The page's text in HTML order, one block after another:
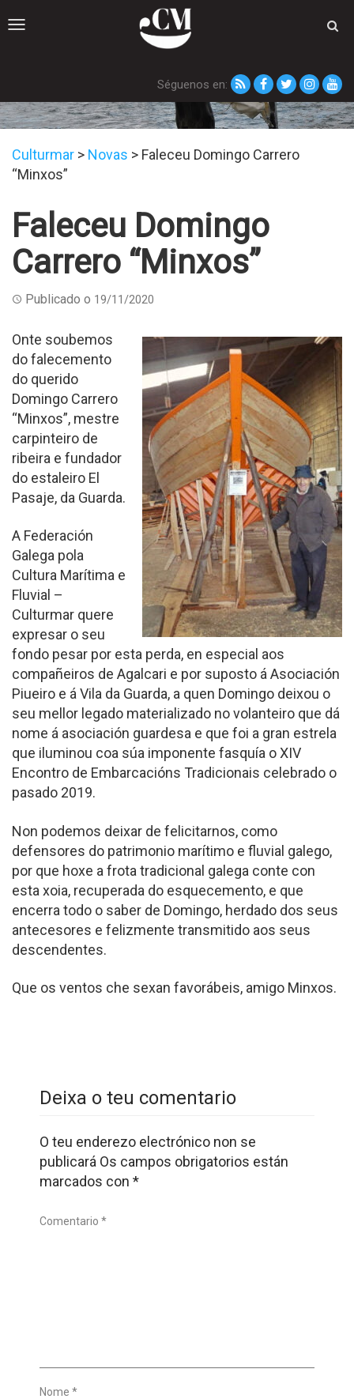
Toggle
Séguenos en:
Novas
Culturmar > Novas > Faleceu Domingo Carrero
“Minxos”
Faleceu Domingo
Carrero “Minxos”
Publicado o 19/11/2020
Onte soubemos
do falecemento
do querido
Domingo Carrero
“Minxos”, mestre
carpinteiro de
ribeira e fundador
do estaleiro El
Pasaje, da Guarda.
A Federación
Galega pola
Cultura Marítima e
Fluvial –
Culturmar quere
expresar o seu
fondo pesar por esta perda, en especial aos
compañeiros de Agalcari e por suposto á Asociación
Piueiro e á Vila da Guarda, a quen Domingo deixou o
seu mellor legado materializado no volanteiro que dá
nome á asociación guardesa e que foi a gran estrela
que iluminou coa súa imponente fasquía o XIV
Encontro de Embarcacións Tradicionais celebrado o
pasado 2019.
Non podemos deixar de felicitarnos, como
defensores do patrimonio marítimo e fluvial galego,
por que hoxe a frota tradicional galega conte con
esta xoia, recuperada do esquecemento, e que
encerra todo o saber de Domingo, herdado dos seus
antecesores e felizmente transmitido aos seus
descendentes.
Que os ventos che sexan favorábeis, amigo Minxos.
Deixa o teu comentario
O teu enderezo electrónico non se
publicará Os campos obrigatorios están
marcados con *
Comentario *
Nome *